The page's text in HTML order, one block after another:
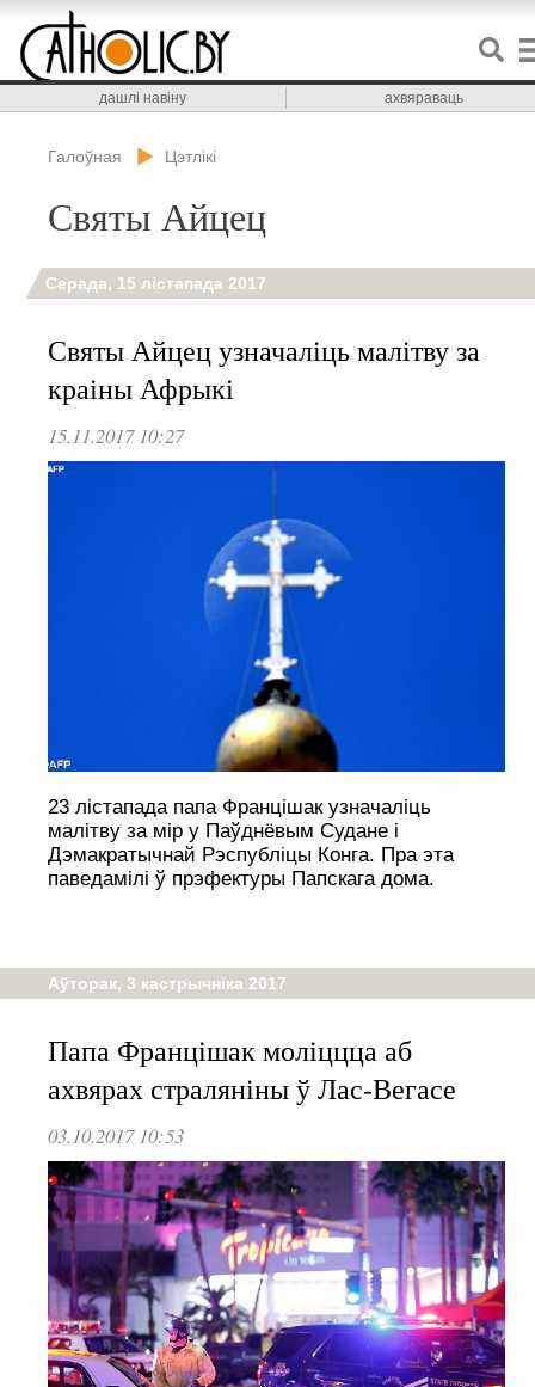
дашлі навіну ахвяраваць
Галоўная Цэтлікі
Святы Айцец
Серада, 15 лістапада 2017
Святы Айцец узначаліць малітву за
краіны Афрыкі
15.11.2017 10:27
23 лістапада папа Францішак узначаліць
малітву за мір у Паўднёвым Судане і
Дэмакратычнай Рэспубліцы Конга. Пра эта
паведамілі ў прэфектуры Папскага дома.
Аўторак, 3 кастрычніка 2017
Папа Францішак моліццца аб
ахвярах страляніны ў Лас-Вегасе
03.10.2017 10:53